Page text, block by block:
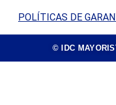
POLÍTICAS DE
© IDC